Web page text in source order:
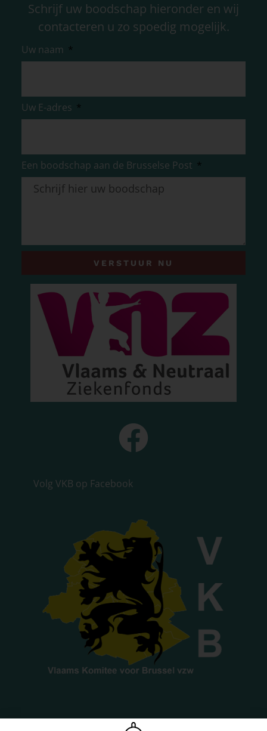
Schrijf uw boodschap hieronder en wij
contacteren u zo spoedig mogelijk.
Uw naam
Uw E-adres
Een boodschap aan de Brusselse Post
VERSTUUR NU
Volg VKB op Facebook